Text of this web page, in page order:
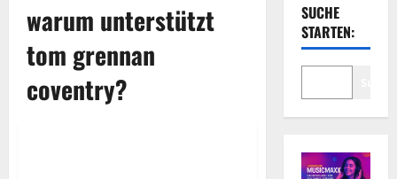
warum unterstützt
tom grennan
coventry?
SUCHE
STARTEN: